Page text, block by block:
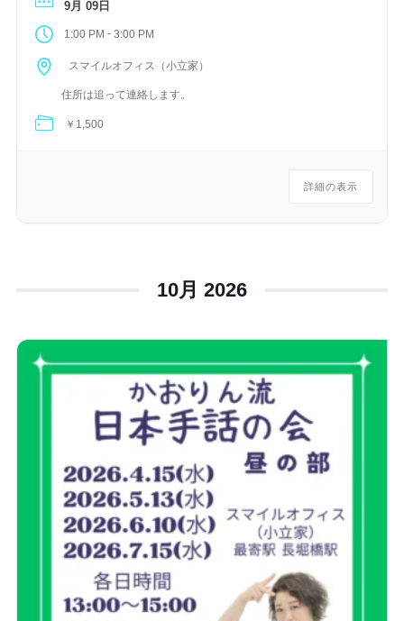
9月 09日
1:00 PM - 3:00 PM
スマイルオフィス（小立家）
住所は追って連絡します。
￥1,500
詳細の表示
10月 2026